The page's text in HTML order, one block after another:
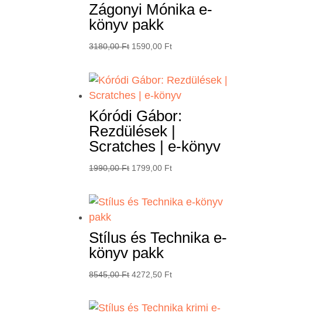
Zágonyi Mónika e-
könyv pakk
3180,00Ft Original
was:
3180,00 Ft.
1590,00 FtCurrent
is:
Kóródi Gábor:
Rezdülések |
Scratches | e-könyv
1990,00Ft Original
was:
1799,00 FtCurrent
is:
Stílus és Technika e-
könyv pakk
8545,00Ft Original
was:
4272,50 FtCurrent
is: